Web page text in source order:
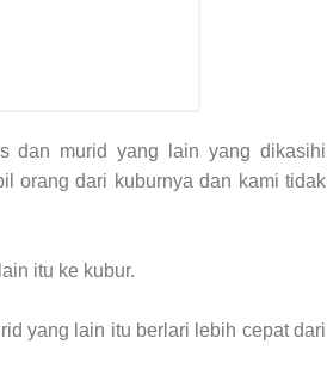
dan murid yang lain yang dikasihi
orang dari kuburnya dan kami tidak
itu ke kubur.
yang lain itu berlari lebih cepat dari